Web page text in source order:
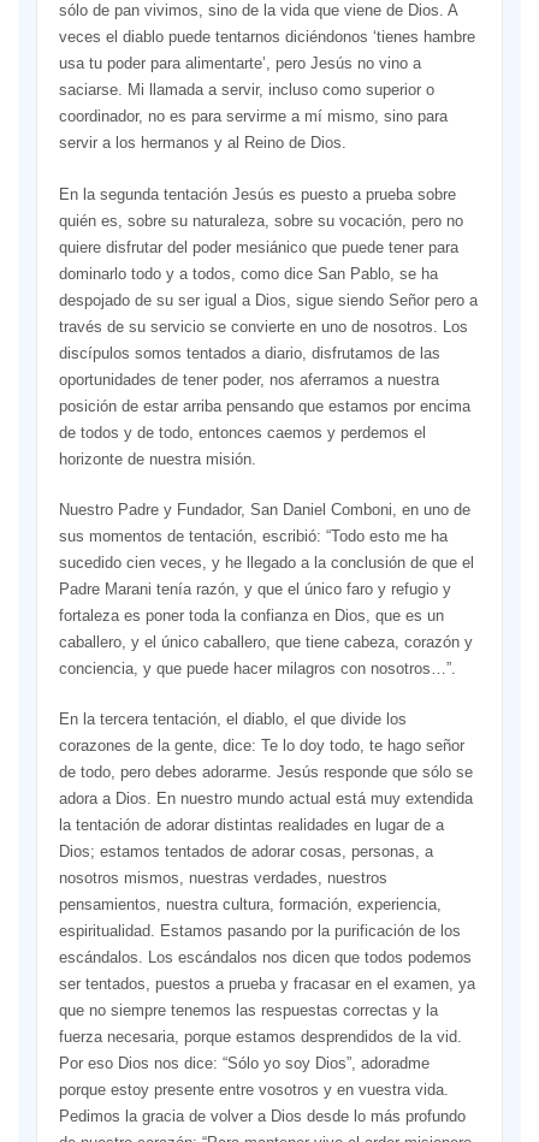
sólo de pan vivimos, sino de la vida que viene de Dios. A
veces el diablo puede tentarnos diciéndonos ‘tienes hambre
usa tu poder para alimentarte’, pero Jesús no vino a
saciarse. Mi llamada a servir, incluso como superior o
coordinador, no es para servirme a mí mismo, sino para
servir a los hermanos y al Reino de Dios.
En la segunda tentación Jesús es puesto a prueba sobre
quién es, sobre su naturaleza, sobre su vocación, pero no
quiere disfrutar del poder mesiánico que puede tener para
dominarlo todo y a todos, como dice San Pablo, se ha
despojado de su ser igual a Dios, sigue siendo Señor pero a
través de su servicio se convierte en uno de nosotros. Los
discípulos somos tentados a diario, disfrutamos de las
oportunidades de tener poder, nos aferramos a nuestra
posición de estar arriba pensando que estamos por encima
de todos y de todo, entonces caemos y perdemos el
horizonte de nuestra misión.
Nuestro Padre y Fundador, San Daniel Comboni, en uno de
sus momentos de tentación, escribió: “Todo esto me ha
sucedido cien veces, y he llegado a la conclusión de que el
Padre Marani tenía razón, y que el único faro y refugio y
fortaleza es poner toda la confianza en Dios, que es un
caballero, y el único caballero, que tiene cabeza, corazón y
conciencia, y que puede hacer milagros con nosotros…”.
En la tercera tentación, el diablo, el que divide los
corazones de la gente, dice: Te lo doy todo, te hago señor
de todo, pero debes adorarme. Jesús responde que sólo se
adora a Dios. En nuestro mundo actual está muy extendida
la tentación de adorar distintas realidades en lugar de a
Dios; estamos tentados de adorar cosas, personas, a
nosotros mismos, nuestras verdades, nuestros
pensamientos, nuestra cultura, formación, experiencia,
espiritualidad. Estamos pasando por la purificación de los
escándalos. Los escándalos nos dicen que todos podemos
ser tentados, puestos a prueba y fracasar en el examen, ya
que no siempre tenemos las respuestas correctas y la
fuerza necesaria, porque estamos desprendidos de la vid.
Por eso Dios nos dice: “Sólo yo soy Dios”, adoradme
porque estoy presente entre vosotros y en vuestra vida.
Pedimos la gracia de volver a Dios desde lo más profundo